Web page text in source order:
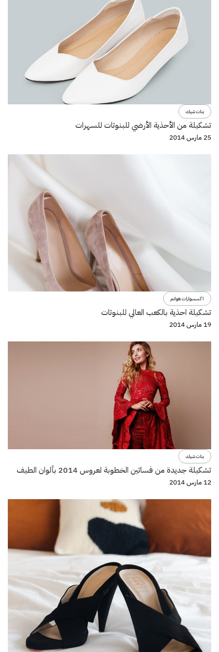
بنات شيك
تشكيلة من الأحذية الأرضي للبنوتات للسهرات
25 مارس 2014
اكسسوارات هوانم
تشكيلة احذية بالكعب العالي للبنوتات
19 مارس 2014
بنات شيك
تشكيلة جديدة من فساتين الخطوبة لعروس 2014 بألوان الطيف
12 مارس 2014